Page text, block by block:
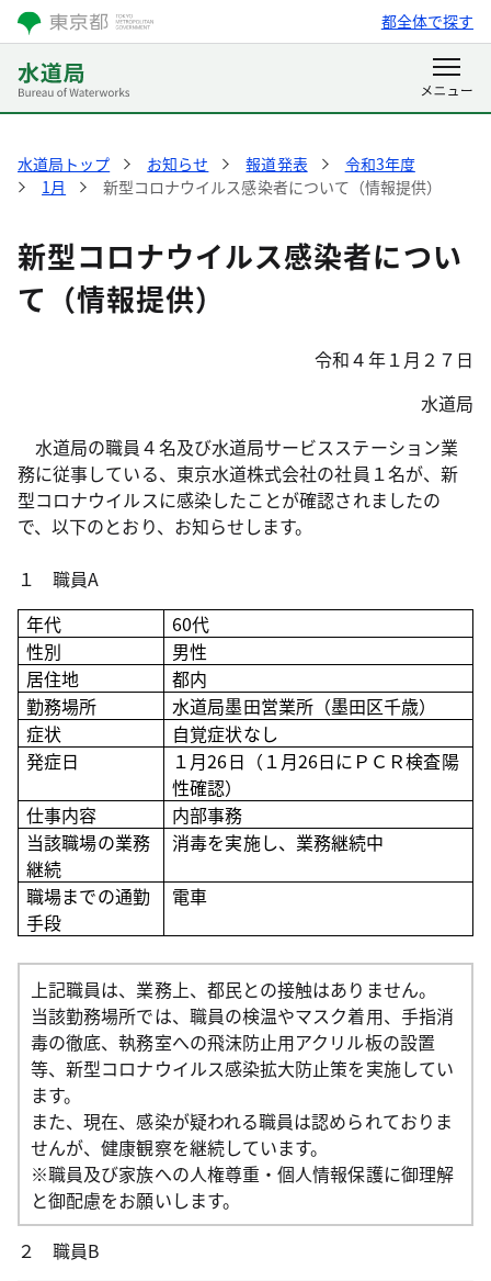
都全体で探す
水道局トップ お知らせ 報道発表
令和3年度
1月
新型コロナウイルス感染者について（情報提供）
新型コロナウイルス感染者につい
て（情報提供）
令和４年１月２７日
水道局
水道局の職員４名及び水道局サービスステーション業
務に従事している、東京水道株式会社の社員１名が、新
型コロナウイルスに感染したことが確認されましたの
で、以下のとおり、お知らせします。
１ 職員A
年代
60代
性別
男性
居住地
都内
勤務場所
水道局墨田営業所（墨田区千歳）
症状
自覚症状なし
発症日
１月26日（１月26日にＰＣＲ検査陽
性確認）
仕事内容
内部事務
当該職場の業務
継続
消毒を実施し、業務継続中
職場までの通勤
手段
電車
上記職員は、業務上、都民との接触はありません。
当該勤務場所では、職員の検温やマスク着用、手指消
毒の徹底、執務室への飛沫防止用アクリル板の設置
等、新型コロナウイルス感染拡大防止策を実施してい
ます。
また、現在、感染が疑われる職員は認められておりま
せんが、健康観察を継続しています。
※職員及び家族への人権尊重・個人情報保護に御理解
と御配慮をお願いします。
２ 職員B